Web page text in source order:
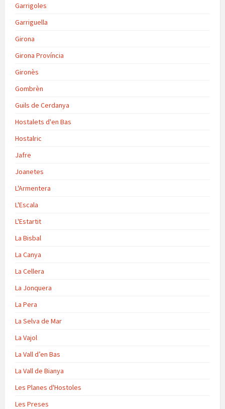
Garrigoles
Garriguella
Girona
Girona Província
Gironès
Gombrèn
Guils de Cerdanya
Hostalets d'en Bas
Hostalric
Jafre
Joanetes
L'Armentera
L'Escala
L'Estartit
La Bisbal
La Canya
La Cellera
La Jonquera
La Pera
La Selva de Mar
La Vajol
La Vall d’en Bas
La Vall de Bianya
Les Planes d'Hostoles
Les Preses